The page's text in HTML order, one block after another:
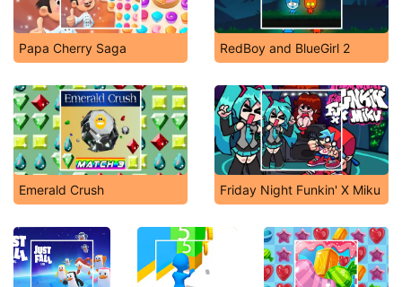
Papa Cherry Saga RedBoy and BlueGirl 2
Emerald Crush Friday Night Funkin' X Miku